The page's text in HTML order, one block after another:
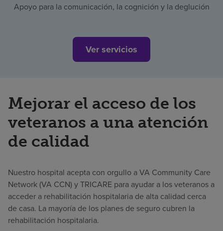
Apoyo para la comunicación, la cognición y la deglución
Ver servicios
Mejorar el acceso de los
veteranos a una atención
de calidad
Nuestro hospital acepta con orgullo a VA Community Care
Network (VA CCN) y TRICARE para ayudar a los veteranos a
acceder a rehabilitación hospitalaria de alta calidad cerca
de casa. La mayoría de los planes de seguro cubren la
rehabilitación hospitalaria.